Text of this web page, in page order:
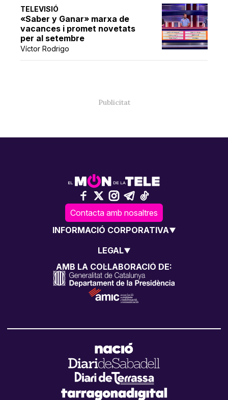
TELEVISIÓ
«Saber y Ganar» marxa de
vacances i promet novetats
per al setembre
Víctor Rodrigo
Contacta amb nosaltres
INFORMACIÓ CORPORATIVA
LEGAL
AMB LA COL·LABORACIÓ DE: